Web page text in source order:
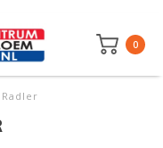
0
Radler